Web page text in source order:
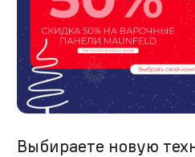
Выбираете новую